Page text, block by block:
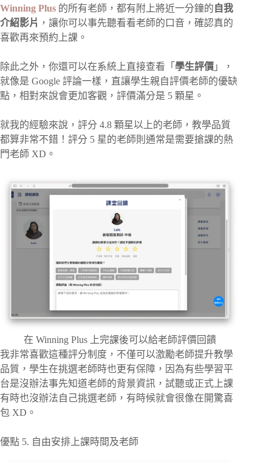
Winning Plus 的所有老師，都有附上將近一分鐘的 自我
介紹影片 ，讓你可以事先聽看看老師的口音，確認真的
喜歡再來預約上課。
除此之外，你還可以在系統上直接查看「 學生評價 」，
就像是 Google 評論一樣，直讓學生親自評價老師的優缺
點，相對來說會更加客觀，評價滿分是 5 顆星。
就我的經驗來說，評分 4.8 顆星以上的老師，教學品質
都算非常不錯！評分 5 星的老師則通常是需要搶課的熱
門老師 XD。
在 Winning Plus 上完課後可以給老師評價回饋
我非常喜歡這種評分制度，不僅可以激勵老師提升教學
品質，學生在挑選老師時也更有保障，因為有些學習平
台是沒辦法事先知道老師的背景資訊，試聽或正式上課
有時也沒辦法自己挑選老師，有時候就會很像在開驚喜
包 XD。
優點 5. 自由安排上課時間及老師